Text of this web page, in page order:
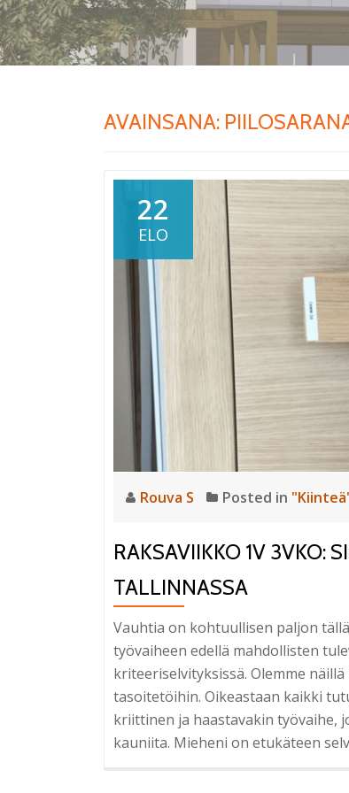
AVAINSANA:
22
ELO
Rouva S Posted in
RAKSAVIIKKO 1V 3VKO:
TALLINNASSA
Vauhtia on kohtuullisen paljon
työvaiheen edellä mahdollisten
kriteeriselvityksissä. Olemme
tasoitetöihin. Oikeastaan kaikki
kriittinen ja haastavakin työvaihe,
kauniita. Mieheni on etukäteen